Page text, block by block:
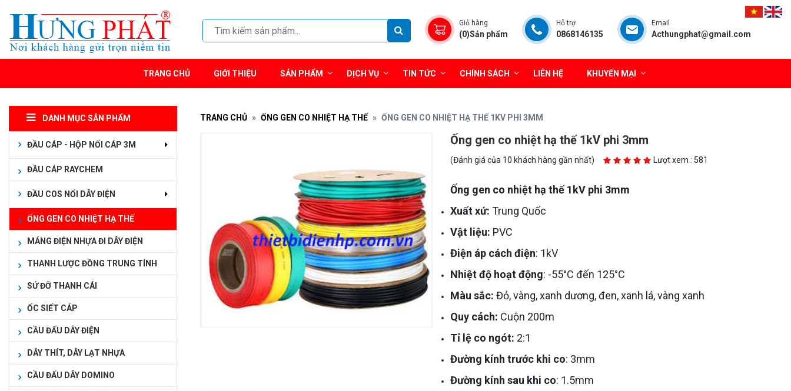
Giỏ hàng
(0)Sản phẩm
Hỗ trợ
0868146135
Email
Acthungphat@gmail.com
TRANG CHỦ GIỚI THIỆU SẢN PHẨM DỊCH VỤ TIN TỨC CHÍNH SÁCH LIÊN HỆ KHUYẾN MẠI
DANH MỤC SẢN PHẨM
ĐẦU CÁP - HỘP NỐI CÁP 3M
ĐẦU CÁP RAYCHEM
ĐẦU COS NỐI DÂY ĐIỆN
ỐNG GEN CO NHIỆT HẠ THẾ
MÁNG ĐIỆN NHỰA ĐI DÂY ĐIỆN
THANH LƯỢC ĐỒNG TRUNG TÍNH
SỨ ĐỠ THANH CÁI
ỐC SIẾT CÁP
CẦU ĐẤU DÂY ĐIỆN
DÂY THÍT, DÂY LẠT NHỰA
CẦU ĐẤU DÂY DOMINO
TRANG CHỦ ỐNG GEN CO NHIỆT HẠ THẾ ỐNG GEN CO NHIỆT HẠ THẾ 1KV PHI 3MM
Ống gen co nhiệt hạ thế 1kV phi 3mm
(Đánh giá của 10 khách hàng gần nhất) Lượt xem : 581
Ống gen co nhiệt hạ thế 1kV phi 3mm
Xuất xứ: Trung Quốc
Vật liệu: PVC
Điện áp cách điện: 1kV
Nhiệt độ hoạt động: -55°C đến 125°C
Màu sắc: Đỏ, vàng, xanh dương, đen, xanh lá, vàng xanh
Quy cách: Cuộn 200m
Tỉ lệ co ngót: 2:1
Đường kính trước khi co: 3mm
Đường kính sau khi co: 1.5mm